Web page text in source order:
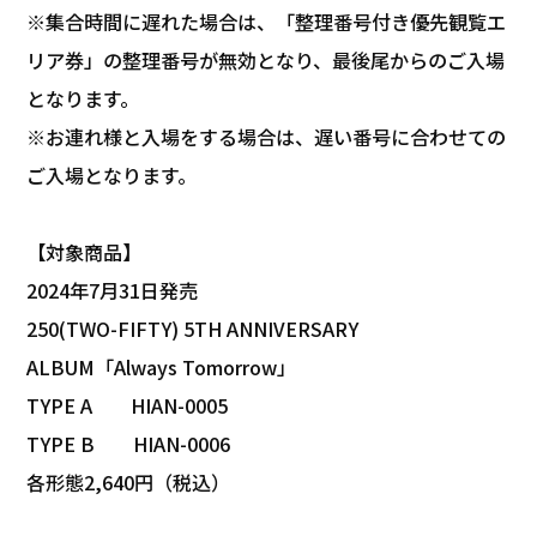
※集合時間に遅れた場合は、「整理番号付き優先観覧エ
リア券」の整理番号が無効となり、最後尾からのご入場
となります。
※お連れ様と入場をする場合は、遅い番号に合わせての
ご入場となります。
【対象商品】
2024年7月31日発売
250(TWO-FIFTY) 5TH ANNIVERSARY
ALBUM「Always Tomorrow」
TYPE A HIAN-0005
TYPE B HIAN-0006
各形態2,640円（税込）